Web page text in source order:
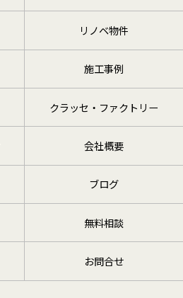
リノベ物件
施工事例
クラッセ・ファクトリー
会社概要
ブログ
無料相談
お問合せ